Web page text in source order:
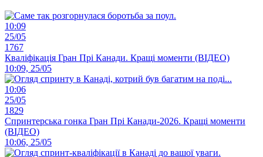
10:09
25/05
1767
Кваліфікація Гран Прі Канади. Кращі моменти (ВІДЕО)
10:09, 25/05
10:06
25/05
1829
Спринтерська гонка Гран Прі Канади-2026. Кращі моменти
(ВІДЕО)
10:06, 25/05